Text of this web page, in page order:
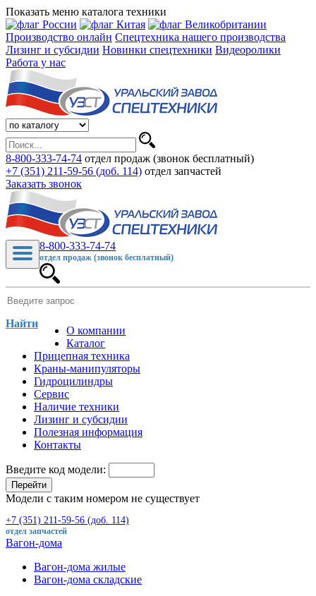
Показать меню каталога техники
Производство онлайн Спецтехника нашего производства
Лизинг и субсидии Новинки спецтехники Видеоролики
Работа у нас
8-800-333-74-74 отдел продаж (звонок бесплатный)
+7 (351) 211-59-56 (доб. 114) отдел запчастей
Заказать звонок
8-800-333-74-74
отдел продаж (звонок бесплатный)
Найти
О компании
Каталог
Прицепная техника
Краны-манипуляторы
Гидроцилиндры
Сервис
Наличие техники
Лизинг и субсидии
Полезная информация
Контакты
Введите код модели:
Перейти
Модели с таким номером не существует
+7 (351) 211-59-56 (доб. 114)
отдел запчастей
Вагон-дома
Вагон-дома жилые
Вагон-дома складские